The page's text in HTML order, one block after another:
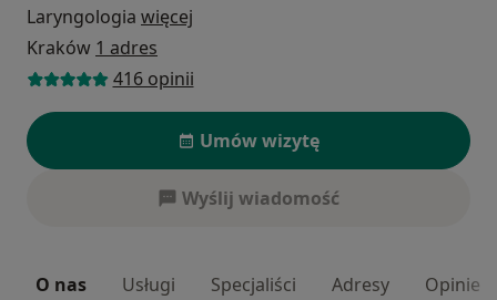
Laryngologia więcej
Kraków 1 adres
416 opinii
Umów wizytę
Wyślij wiadomość
O nas Usługi Specjaliści Adresy Opinie